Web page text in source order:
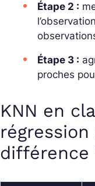
Étape 2 :
Étape 3 :
proches
KNN en
différence